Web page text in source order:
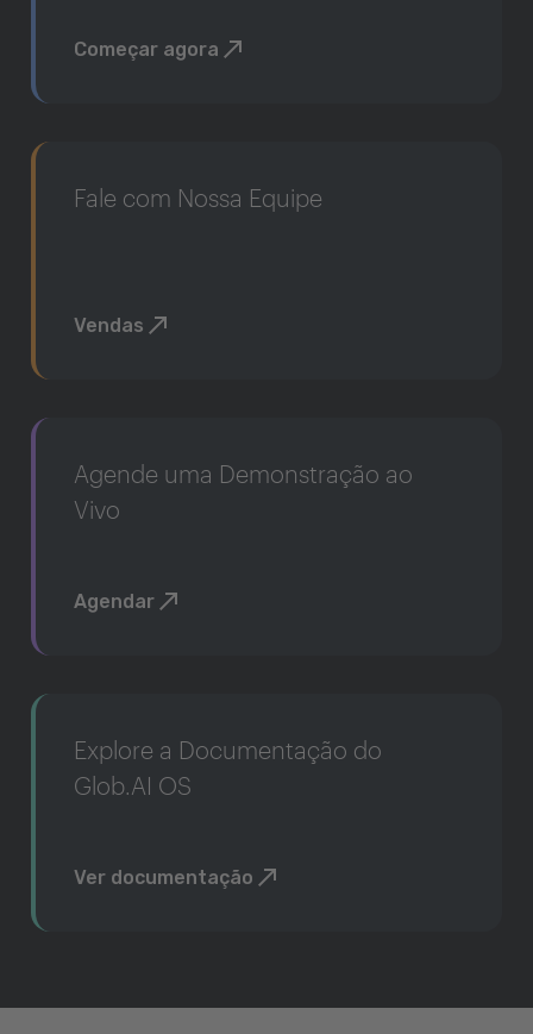
Começar agora
Fale com Nossa Equipe
Vendas
Agende uma Demonstração ao
Vivo
Agendar
Explore a Documentação do
Glob.AI OS
Ver documentação